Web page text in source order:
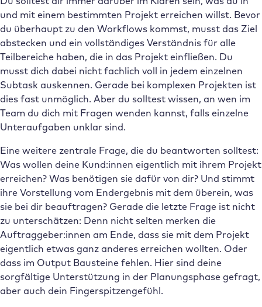
und mit einem bestimmten Projekt erreichen willst. Bevor
du überhaupt zu den Workflows kommst, musst das Ziel
abstecken und ein vollständiges Verständnis für alle
Teilbereiche haben, die in das Projekt einfließen. Du
musst dich dabei nicht fachlich voll in jedem einzelnen
Subtask auskennen. Gerade bei komplexen Projekten ist
dies fast unmöglich. Aber du solltest wissen, an wen im
Team du dich mit Fragen wenden kannst, falls einzelne
Unteraufgaben unklar sind.
Eine weitere zentrale Frage, die du beantworten solltest:
Was wollen deine Kund:innen eigentlich mit ihrem Projekt
erreichen? Was benötigen sie dafür von dir? Und stimmt
ihre Vorstellung vom Endergebnis mit dem überein, was
sie bei dir beauftragen? Gerade die letzte Frage ist nicht
zu unterschätzen: Denn nicht selten merken die
Auftraggeber:innen am Ende, dass sie mit dem Projekt
eigentlich etwas ganz anderes erreichen wollten. Oder
dass im Output Bausteine fehlen. Hier sind deine
sorgfältige Unterstützung in der Planungsphase gefragt,
aber auch dein Fingerspitzengefühl.